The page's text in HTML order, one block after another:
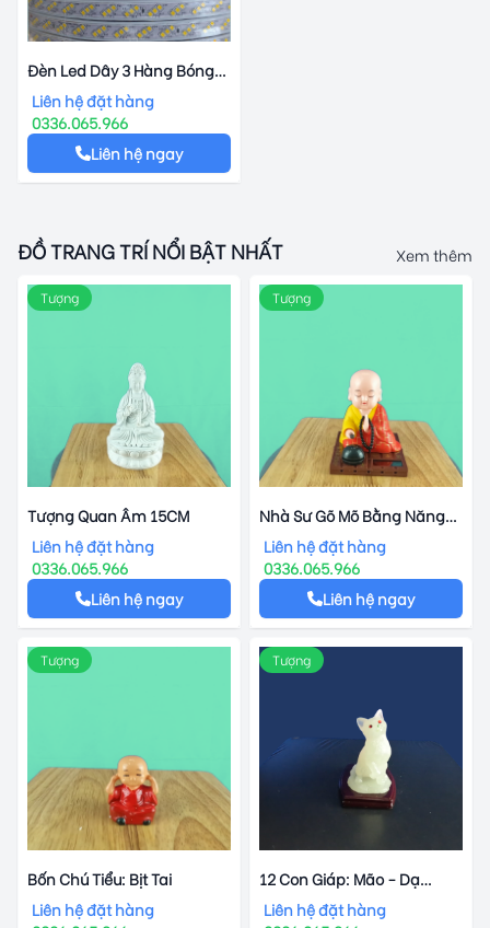
Đèn Led Dây 3 Hàng Bóng
2835
Liên hệ đặt hàng
0336.065.966
Liên hệ ngay
ĐỒ TRANG TRÍ NỔI BẬT NHẤT Xem thêm
Tượng
Tượng Quan Âm 15CM
Liên hệ đặt hàng
0336.065.966
Liên hệ ngay
Tượng
Nhà Sư Gõ Mõ Bằng Năng
Lượng Mặt Trời
Liên hệ đặt hàng
0336.065.966
Liên hệ ngay
Tượng
Bốn Chú Tiểu: Bịt Tai
Liên hệ đặt hàng
Tượng
12 Con Giáp: Mão - Dạ
Quang
Liên hệ đặt hàng